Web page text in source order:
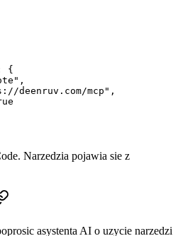
{
,
deenruv.com/mcp" ,
Narzedzia pojawia sie z
asystenta AI o uzycie narzedzi